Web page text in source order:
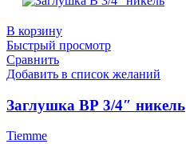
В корзину
Быстрый просмотр
Сравнить
Добавить в список желаний
Заглушка ВР 3/4″ никель
Tiemme